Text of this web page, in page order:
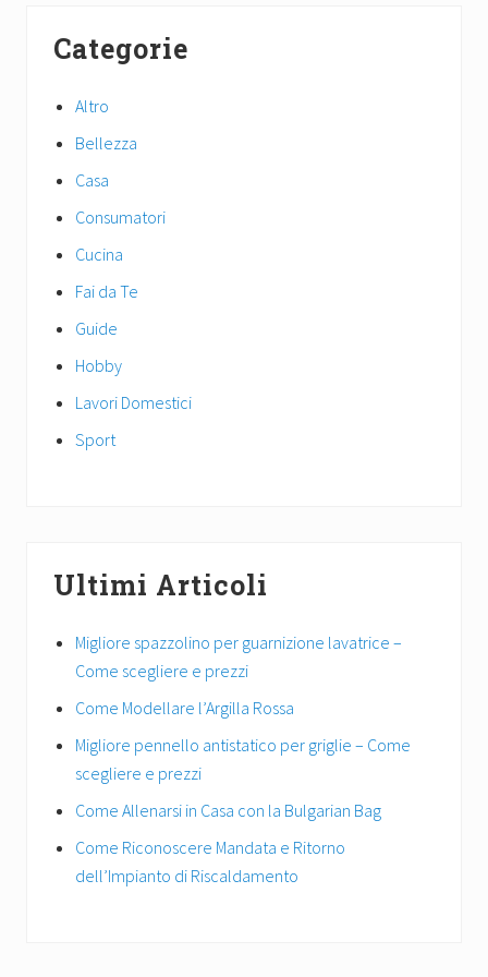
Sidebar
Categorie
Altro
Bellezza
Casa
Consumatori
Cucina
Fai da Te
Guide
Hobby
Lavori Domestici
Sport
Ultimi Articoli
Migliore spazzolino per guarnizione lavatrice –
Come scegliere e prezzi
Come Modellare l’Argilla Rossa
Migliore pennello antistatico per griglie – Come
scegliere e prezzi
Come Allenarsi in Casa con la Bulgarian Bag
Come Riconoscere Mandata e Ritorno
dell’Impianto di Riscaldamento